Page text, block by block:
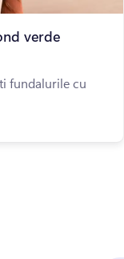
verde
fundalurile cu